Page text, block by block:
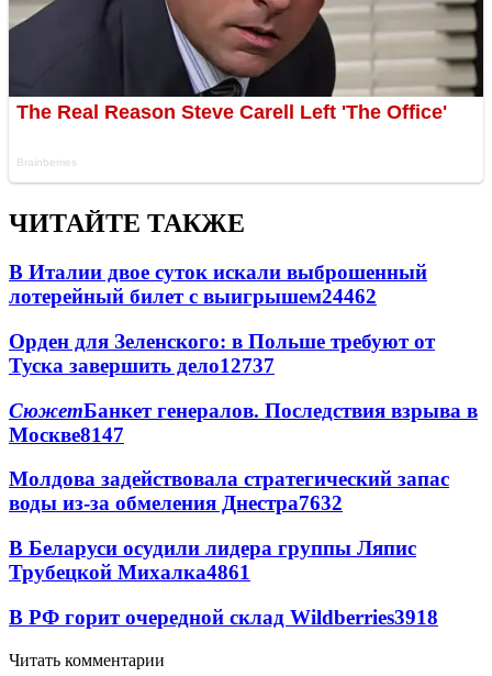
ЧИТАЙТЕ ТАКЖЕ
В Италии двое суток искали выброшенный
лотерейный билет с выигрышем24462
Орден для Зеленского: в Польше требуют от
Туска завершить дело12737
СюжетБанкет генералов. Последствия взрыва в
Москве8147
Молдова задействовала стратегический запас
воды из-за обмеления Днестра7632
В Беларуси осудили лидера группы Ляпис
Трубецкой Михалка4861
В РФ горит очередной склад Wildberries3918
Читать комментарии